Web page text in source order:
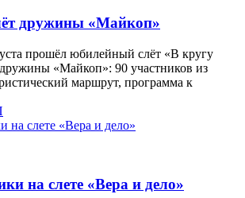
дружины «Майкоп»
прошёл юбилейный слёт «В кругу
«Майкоп»: 90 участников из
маршрут, программа к
на слете «Вера и дело»